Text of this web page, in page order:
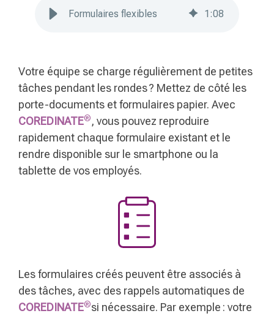
Formulaires flexibles 1 :08
Votre équipe se charge régulièrement de petites
tâches pendant les rondes ? Mettez de côté les
porte-documents et formulaires papier. Avec
COREDINATE®, vous pouvez reproduire
rapidement chaque formulaire existant et le
rendre disponible sur le smartphone ou la
tablette de vos employés.
Les formulaires créés peuvent être associés à
des tâches, avec des rappels automatiques de
COREDINATE®si nécessaire. Par exemple : votre